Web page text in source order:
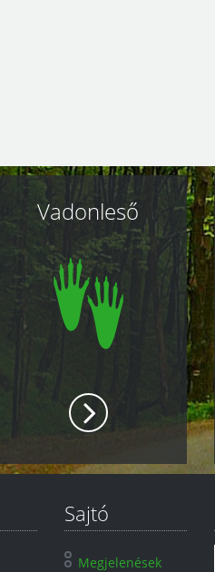
Vadonleső
Sajtó
Megjelenések